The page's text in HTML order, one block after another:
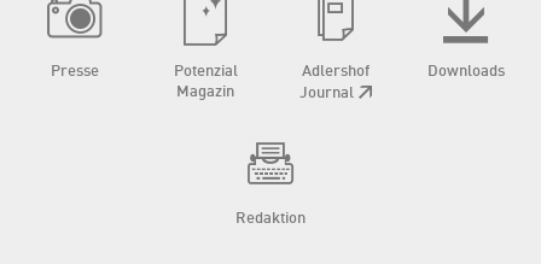
Presse
Potenzial
Magazin
Adlershof
Journal
Downloads
Redaktion